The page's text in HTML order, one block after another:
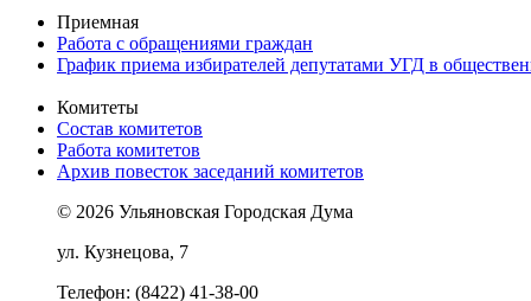
Приемная
Работа с обращениями граждан
График приема избирателей депутатами УГД в
Комитеты
Состав комитетов
Работа комитетов
Архив повесток заседаний комитетов
© 2026 Ульяновская Городская Дума
ул. Кузнецова, 7
Телефон: (8422) 41-38-00